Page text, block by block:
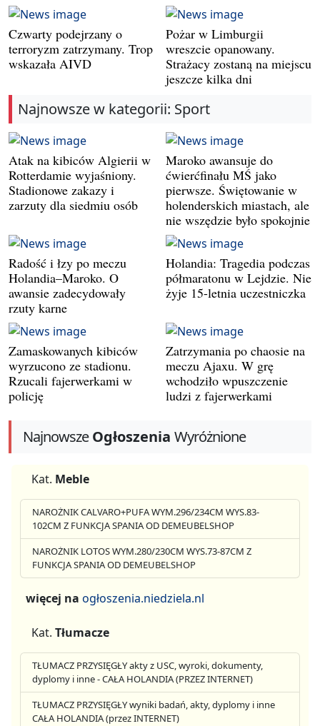
Czwarty podejrzany o
terroryzm zatrzymany. Trop
wskazała AIVD
Pożar w Limburgii
wreszcie opanowany.
Strażacy zostaną na miejscu
jeszcze kilka dni
Najnowsze w kategorii: Sport
Atak na kibiców Algierii w
Rotterdamie wyjaśniony.
Stadionowe zakazy i
zarzuty dla siedmiu osób
Maroko awansuje do
ćwierćfinału MŚ jako
pierwsze. Świętowanie w
holenderskich miastach, ale
nie wszędzie było spokojnie
Radość i łzy po meczu
Holandia–Maroko. O
awansie zadecydowały
rzuty karne
Holandia: Tragedia podczas
półmaratonu w Lejdzie. Nie
żyje 15-letnia uczestniczka
Zamaskowanych kibiców
wyrzucono ze stadionu.
Rzucali fajerwerkami w
policję
Zatrzymania po chaosie na
meczu Ajaxu. W grę
wchodziło wpuszczenie
ludzi z fajerwerkami
NajnowszeOgłoszenia Wyróżnione
Kat. Meble
NAROŻNIK CALVARO+PUFA WYM.296/234CM WYS.83-
102CM Z FUNKCJA SPANIA OD DEMEUBELSHOP
NAROŻNIK LOTOS WYM.280/230CM WYS.73-87CM Z
FUNKCJA SPANIA OD DEMEUBELSHOP
więcej na ogłoszenia.niedziela.nl
Kat. Tłumacze
TŁUMACZ PRZYSIĘGŁY akty z USC, wyroki, dokumenty,
dyplomy i inne - CAŁA HOLANDIA (PRZEZ INTERNET)
TŁUMACZ PRZYSIĘGŁY wyniki badań, akty, dyplomy i inne
CAŁA HOLANDIA (przez INTERNET)